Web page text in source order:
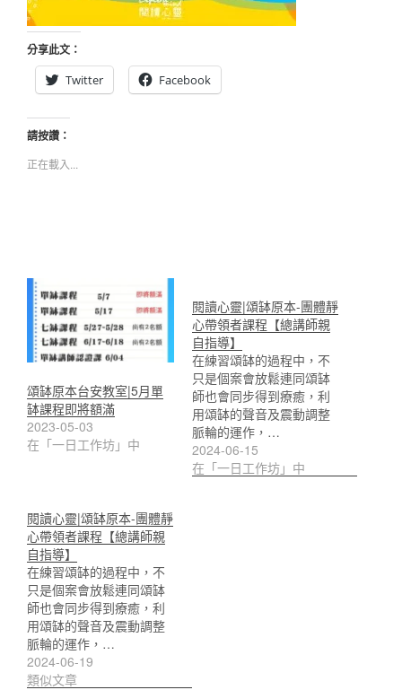
分享此文：
Twitter
Facebook
請按讚：
正在載入...
頌缽原本台安教室|5月單
缽課程即將額滿
2023-05-03
在「一日工作坊」中
閱讀心靈|頌缽原本-團體靜
心帶領者課程【總講師親
自指導】
在練習頌缽的過程中，不
只是個案會放鬆連同頌缽
師也會同步得到療癒，利
用頌缽的聲音及震動調整
脈輪的運作，…
2024-06-15
在「一日工作坊」中
閱讀心靈|頌缽原本-團體靜
心帶領者課程【總講師親
自指導】
在練習頌缽的過程中，不
只是個案會放鬆連同頌缽
師也會同步得到療癒，利
用頌缽的聲音及震動調整
脈輪的運作，…
2024-06-19
類似文章